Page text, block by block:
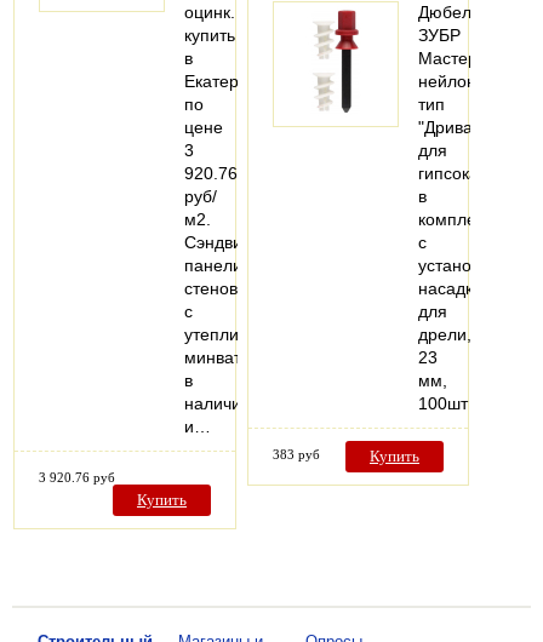
оцинк.
купить
в
Екатеринбурге,
по
цене
3
920.76
руб/
м2.
Сэндвич
панели
стеновые
с
утеплителем
минвата
в
наличии
и…
3 920.76 руб
Купить
Дюбель
ЗУБР
Мастер
нейлоновый,
тип
"Дрива",
для
гипсокартона
в
комплекте
с
установочной
насадкой
для
дрели,
23
мм,
100шт
383 руб Купить